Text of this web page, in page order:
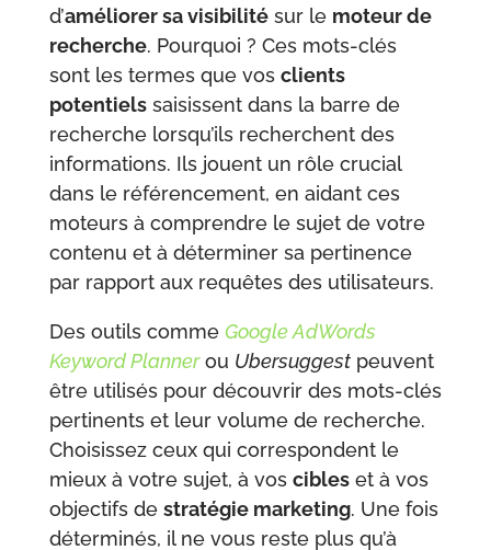
d’améliorer sa visibilitésur le moteur de
recherche. Pourquoi ? Ces mots-clés
sont les termes que vos clients
potentielssaisissent dans la barre de
recherche lorsqu’ils recherchent des
informations. Ils jouent un rôle crucial
dans le référencement, en aidant ces
moteurs à comprendre le sujet de votre
contenu et à déterminer sa pertinence
par rapport aux requêtes des utilisateurs.
Des outils comme Google AdWords
Keyword Plannerou Ubersuggestpeuvent
être utilisés pour découvrir des mots-clés
pertinents et leur volume de recherche.
Choisissez ceux qui correspondent le
mieux à votre sujet, à vos cibleset à vos
objectifs de stratégie marketing. Une fois
déterminés, il ne vous reste plus qu’à